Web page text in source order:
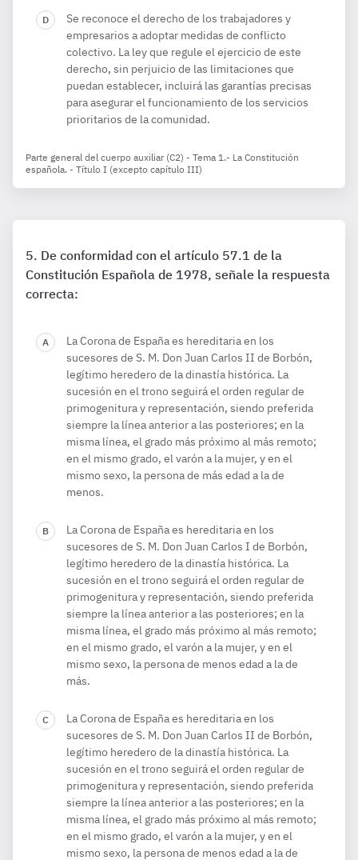
Se reconoce el derecho de los trabajadores y
empresarios a adoptar medidas de conflicto
colectivo. La ley que regule el ejercicio de este
derecho, sin perjuicio de las limitaciones que
puedan establecer, incluirá las garantías precisas
para asegurar el funcionamiento de los servicios
prioritarios de la comunidad.
Parte general del cuerpo auxiliar (C2) - Tema 1.- La Constitución
española. - Título I (excepto capítulo III)
De conformidad con el artículo 57.1 de la
Constitución Española de 1978, señale la respuesta
correcta:
La Corona de España es hereditaria en los
sucesores de S. M. Don Juan Carlos II de Borbón,
legítimo heredero de la dinastía histórica. La
sucesión en el trono seguirá el orden regular de
primogenitura y representación, siendo preferida
siempre la línea anterior a las posteriores; en la
misma línea, el grado más próximo al más remoto;
en el mismo grado, el varón a la mujer, y en el
mismo sexo, la persona de más edad a la de
menos.
La Corona de España es hereditaria en los
sucesores de S. M. Don Juan Carlos I de Borbón,
legítimo heredero de la dinastía histórica. La
sucesión en el trono seguirá el orden regular de
primogenitura y representación, siendo preferida
siempre la línea anterior a las posteriores; en la
misma línea, el grado más próximo al más remoto;
en el mismo grado, el varón a la mujer, y en el
mismo sexo, la persona de menos edad a la de
más.
La Corona de España es hereditaria en los
sucesores de S. M. Don Juan Carlos II de Borbón,
legítimo heredero de la dinastía histórica. La
sucesión en el trono seguirá el orden regular de
primogenitura y representación, siendo preferida
siempre la línea anterior a las posteriores; en la
misma línea, el grado más próximo al más remoto;
en el mismo grado, el varón a la mujer, y en el
mismo sexo, la persona de menos edad a la de